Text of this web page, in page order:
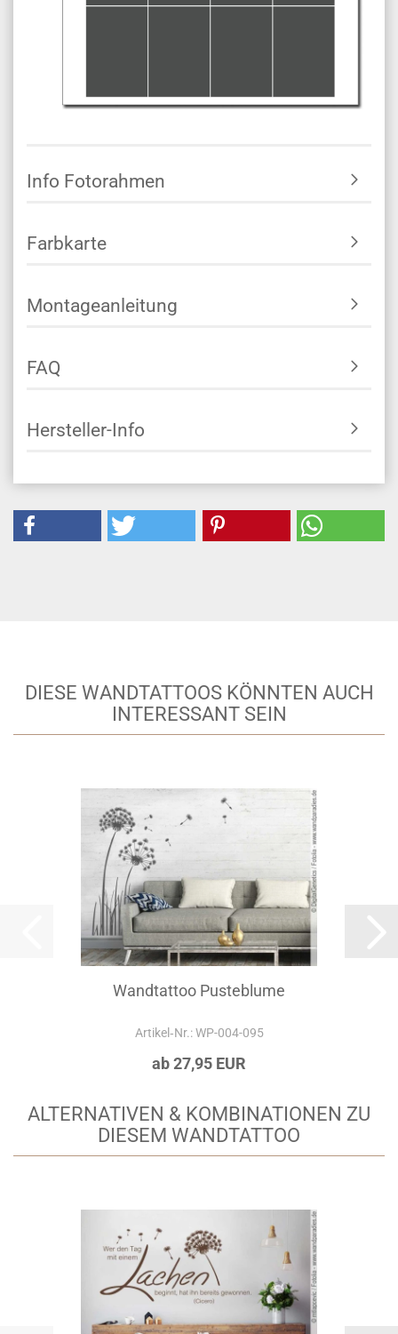
Info Fotorahmen
Farbkarte
Montageanleitung
FAQ
Hersteller-Info
DIESE WANDTATTOOS KÖNNTEN AUCH
INTERESSANT SEIN
Wandtattoo Pusteblume
Artikel‑Nr.: WP-004-095
ab 27,95 EUR
ALTERNATIVEN & KOMBINATIONEN ZU
DIESEM WANDTATTOO